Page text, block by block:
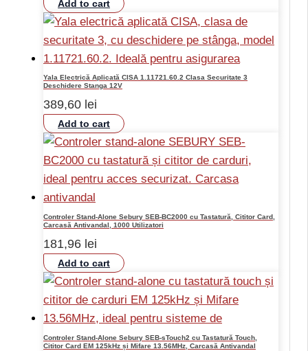
Add to cart
Yala Electrică Aplicată CISA 1.11721.60.2 Clasa Securitate 3
Deschidere Stanga 12V
389,60 lei
Add to cart
Controler Stand-Alone Sebury SEB-BC2000 cu Tastatură, Cititor Card,
Carcasă Antivandal, 1000 Utilizatori
181,96 lei
Add to cart
Controler Stand-Alone Sebury SEB-sTouch2 cu Tastatură Touch,
Cititor Card EM 125kHz și Mifare 13.56MHz, Carcasă Antivandal